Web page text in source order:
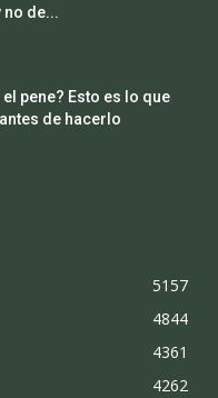
no de...
pene? Esto es lo que
de hacerlo
5157
4844
4361
4262